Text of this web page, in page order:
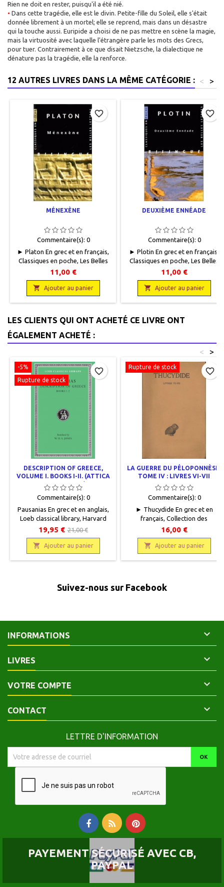
Rien ne doit en rester, puisqu'il a été nié.
• Dans cette tragédie, elle est le divin. Petite-fille du Soleil, elle s'était
donnée librement à un mortel; elle se reprend, mais dans un désastre
qui la touche aussi. Euripide a choisi de ne pas mettre en scène la magie,
mais la virtuosité avec laquelle l'étrangère parle les mots des Grecs,
pour tuer. Contrairement à ce que disait Nietzsche, la dialectique ne
dénature pas la tragédie, elle la renforce.
12 AUTRES LIVRES DANS LA MÊME CATÉGORIE : >
<
MÉNEXÈNE
Commentaire(s): 0
► Platon En grec et en français,
Classiques en poche, Les Belles
Lettres, 2002, 11 x 18, XXXII + 72
pages, broché. Neuf.
9782251799131
11,00 €
 Ajouter au panier
favorite_border
DEUXIÈME ENNÉADE
Commentaire(s): 0
► Plotin En grec et en français,
Classiques en poche, Les Belles
Lettres, 2002, 11 x 18, XXXVI +
270 pages, broché. Neuf.
9782251799230
11,00 €
 Ajouter au panier
favorite_border
LES CLIENTS QUI ONT ACHETÉ CE LIVRE ONT
ÉGALEMENT ACHETÉ :
>
<
-5%
Rupture de stock
DESCRIPTION OF GREECE,
VOLUME I. BOOKS I-II. (ATTICA
AND CORINTH)
Commentaire(s): 0
Pausanias En grec et en anglais,
Loeb classical library, Harvard
University Press, 2004, 11 x 17,
XXVIII + 457 pages, relié. Neuf.
9780674991040
19,95 € 21,00 €
 Ajouter au panier
favorite_border Rupture de stock
LA GUERRE DU PÉLOPONNÈSE.
TOME IV : LIVRES VI-VII
Commentaire(s): 0
► Thucydide En grec et en
français, Collection des
Universités de France, Les Belles
Lettres, 1955, 13 x 20, XXXVI +
175 pages + 2 cartes hors texte,
broché, occasion. Bon état.
Couverture légèrement
16,00 €
 Ajouter au panier
favorite_border
Suivez-nous sur Facebook
INFORMATIONS 
LIVRES 
VOTRE COMPTE 
CONTACT 
LETTRE D'INFORMATION
PAYEMENT SÉCURISÉ AVEC CB,
PAYPAL